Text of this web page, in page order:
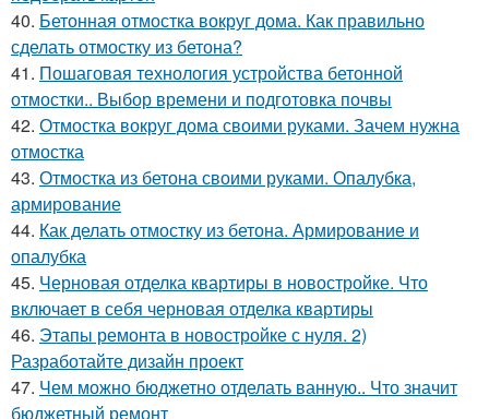
40. Бетонная отмостка вокруг дома. Как правильно
сделать отмостку из бетона?
41. Пошаговая технология устройства бетонной
отмостки.. Выбор времени и подготовка почвы
42. Отмостка вокруг дома своими руками. Зачем нужна
отмостка
43. Отмостка из бетона своими руками. Опалубка,
армирование
44. Как делать отмостку из бетона. Армирование и
опалубка
45. Черновая отделка квартиры в новостройке. Что
включает в себя черновая отделка квартиры
46. Этапы ремонта в новостройке с нуля. 2)
Разработайте дизайн проект
47. Чем можно бюджетно отделать ванную.. Что значит
бюджетный ремонт